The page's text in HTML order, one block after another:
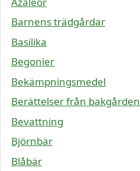
Barnens trädgårdar
Basilika
Begonier
Bekämpningsmedel
Berättelser från bakgården
Bevattning
Björnbär
Blåbär